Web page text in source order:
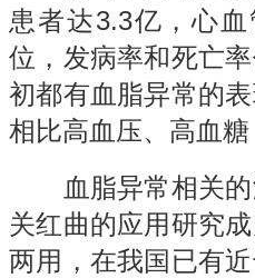
患者达3.3亿，心
位，发病率和死亡
初都有血脂异常的
相比高血压、高血
血脂异常相关的
关红曲的应用研究
两用，在我国已有